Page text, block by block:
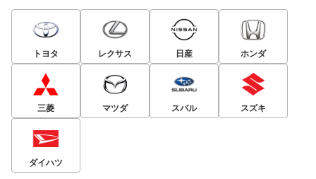
トヨタ レクサス 日産 ホンダ
三菱 マツダ スバル スズキ
ダイハツ